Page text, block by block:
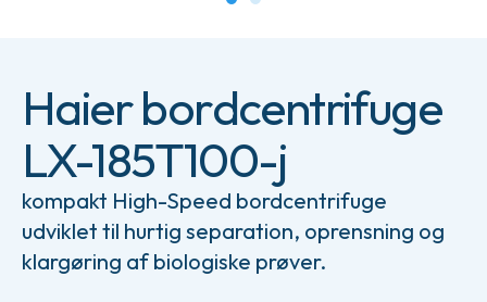
Haier bordcentrifuge
LX-185T100-j
kompakt High-Speed bordcentrifuge
udviklet til hurtig separation, oprensning og
klargøring af biologiske prøver.